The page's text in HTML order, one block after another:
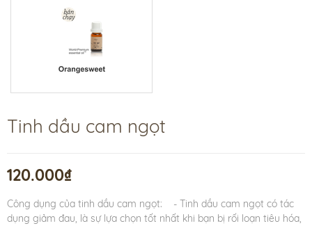
Tinh dầu cam ngọt
120.000₫
Công dụng của tinh dầu cam ngọt: - Tinh dầu cam ngọt có tác
dụng giảm đau, là sự lựa chọn tốt nhất khi bạn bị rối loạn tiêu hóa,